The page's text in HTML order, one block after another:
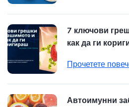
7 ключови
как да ги
Прочетете
Автоимунни